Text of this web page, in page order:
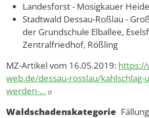
Landesforst - Mosigkauer Heide
Stadtwald Dessau-Roßlau -
der Grundschule Elballee,
Zentralfriedhof, Rößling
MZ-Artikel vom 16.05.2019: https://
web.de/dessau-rosslau/kahlschlag-
werden-…
Waldschadenskategorie